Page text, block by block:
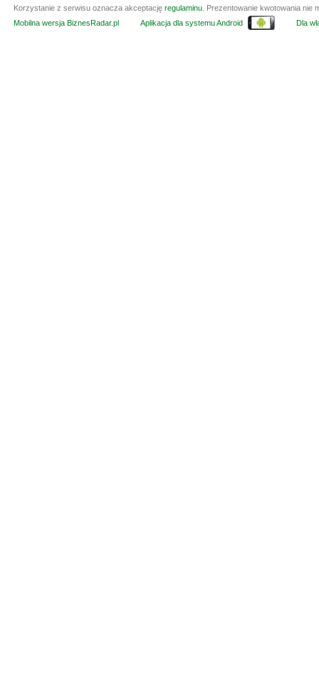
Korzystanie z serwisu oznacza akceptację regulaminu . Prezentowanie kwotowania
Mobilna wersja BiznesRadar.pl
Aplikacja dla systemu Android Dla